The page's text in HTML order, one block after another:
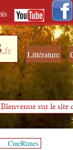
.fr Littérature
Bienvenue sur le site
CinéRimes